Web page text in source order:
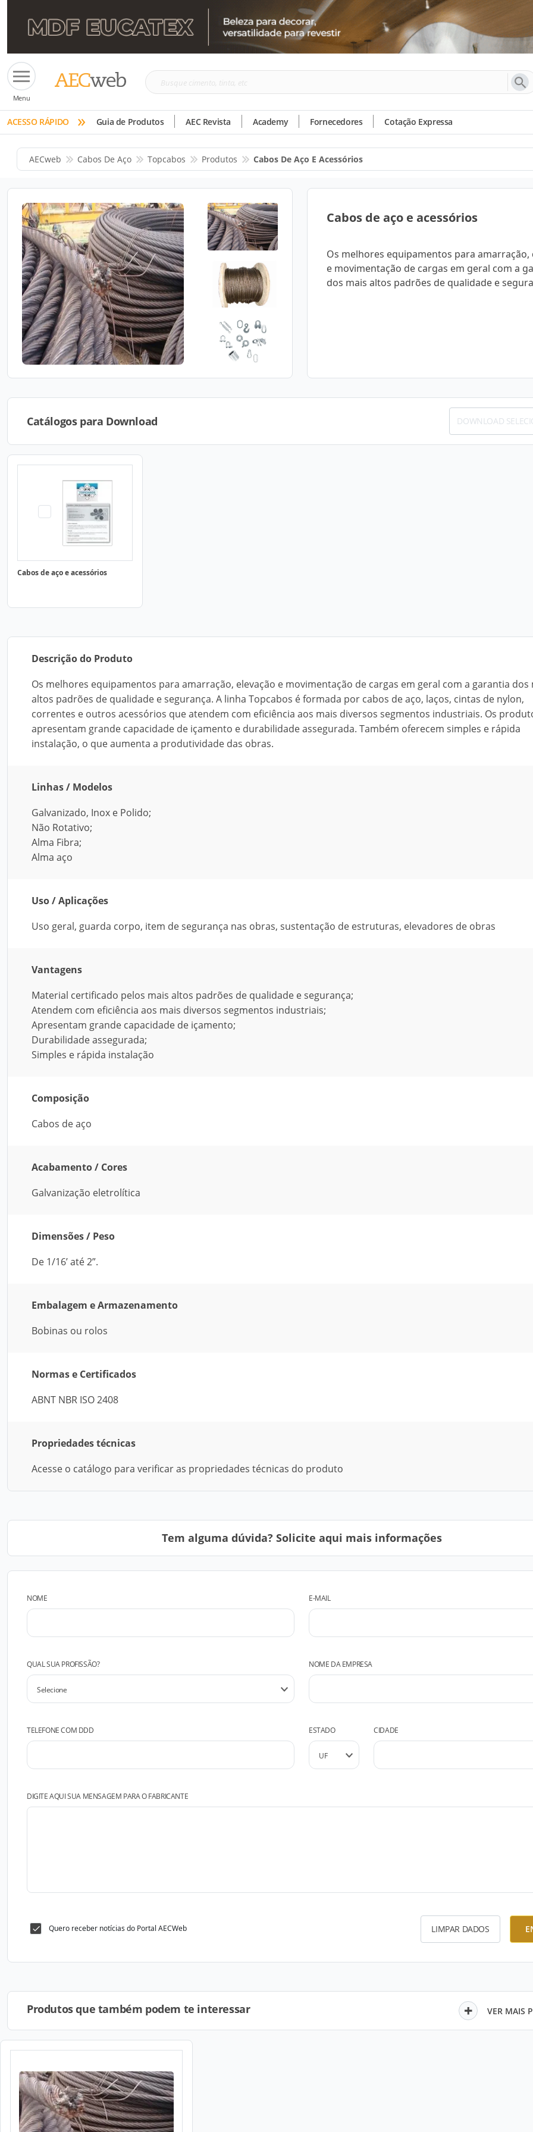
Menu
Busque
tinta,
etc
ACESSO RÁPIDO » Guia de Produtos AEC Revista Academy Fornecedores Cotação Expressa
AECweb Cabos De Aço Topcabos Produtos Cabos De Aço E Acessórios
Cabos de aço e acessórios
Os melhores equipamentos para amarração,
e movimentação de cargas em geral com a
dos mais altos padrões de qualidade e
Catálogos para Download DOWNLOAD
Cabos de aço e acessórios
Descrição do Produto
Os melhores equipamentos para amarração, elevação e movimentação de cargas em geral com a garantia dos
altos padrões de qualidade e segurança. A linha Topcabos é formada por cabos de aço, laços, cintas de nylon,
correntes e outros acessórios que atendem com eficiência aos mais diversos segmentos industriais. Os
apresentam grande capacidade de içamento e durabilidade assegurada. Também oferecem simples e rápida
instalação, o que aumenta a produtividade das obras.
Linhas / Modelos
Galvanizado, Inox e Polido;
Não Rotativo;
Alma Fibra;
Alma aço
Uso / Aplicações
Uso geral, guarda corpo, item de segurança nas obras, sustentação de estruturas, elevadores de obras
Vantagens
Material certificado pelos mais altos padrões de qualidade e segurança;
Atendem com eficiência aos mais diversos segmentos industriais;
Apresentam grande capacidade de içamento;
Durabilidade assegurada;
Simples e rápida instalação
Composição
Cabos de aço
Acabamento / Cores
Galvanização eletrolítica
Dimensões / Peso
De 1/16’ até 2”.
Embalagem e Armazenamento
Bobinas ou rolos
Normas e Certificados
ABNT NBR ISO 2408
Propriedades técnicas
Acesse o catálogo para verificar as propriedades técnicas do produto
Tem alguma dúvida? Solicite aqui mais informações
NOME E-MAIL
QUAL SUA PROFISSÃO? NOME DA EMPRESA
TELEFONE COM DDD ESTADO CIDADE
DIGITE AQUI SUA MENSAGEM PARA O FABRICANTE
Quero receber notícias do Portal AECWeb LIMPAR DADOS
Produtos que também podem te interessar VER MAIS